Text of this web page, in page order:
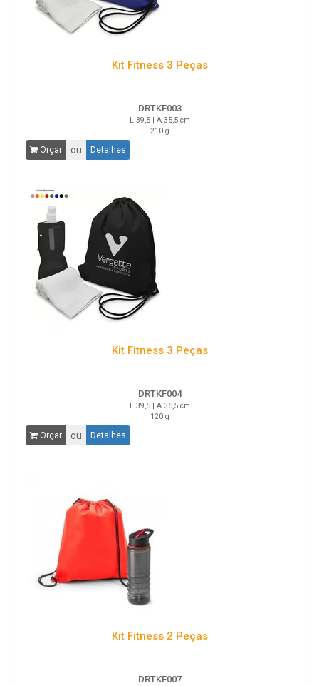
Kit Fitness 3 Peças
DRTKF003
L 39,5 | A 35,5 cm
210 g
Orçar ou Detalhes
Kit Fitness 3 Peças
DRTKF004
L 39,5 | A 35,5 cm
120 g
Orçar ou Detalhes
Kit Fitness 2 Peças
DRTKF007